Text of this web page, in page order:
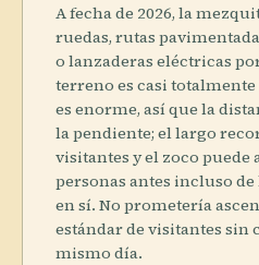
A fecha de 2026, la
ruedas, rutas
o lanzaderas eléctricas
terreno es casi
es enorme, así que la
la pendiente; el largo
visitantes y el zoco puede
personas antes incluso
en sí. No prometería
estándar de visitantes
mismo día.